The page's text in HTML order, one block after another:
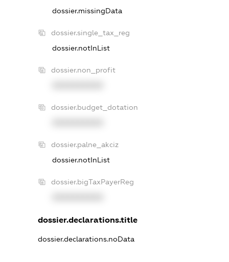
dossier.missingData
dossier.single_tax_reg
dossier.notInList
dossier.non_profit
dossier.budget_dotation
dossier.palne_akciz
dossier.notInList
dossier.bigTaxPayerReg
dossier.declarations.title
dossier.declarations.noData